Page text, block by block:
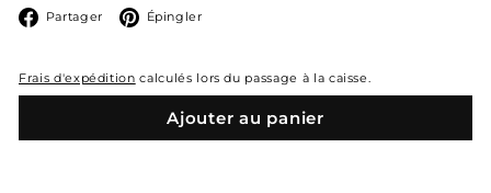
Partager Facebook
Épingler
Frais d'expédition calculés lors du passage à la caisse.
Ajouter au panier